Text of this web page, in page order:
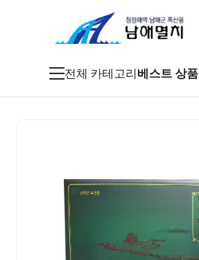
전체 카테고리
남해멸치
남해특산품
베스트 상품